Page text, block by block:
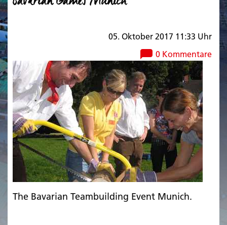
05. Oktober 2017 11:33 Uhr
0 Kommentare
The Bavarian Teambuilding Event Munich.